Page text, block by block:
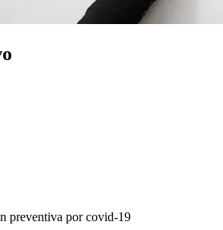
preventiva por covid-19